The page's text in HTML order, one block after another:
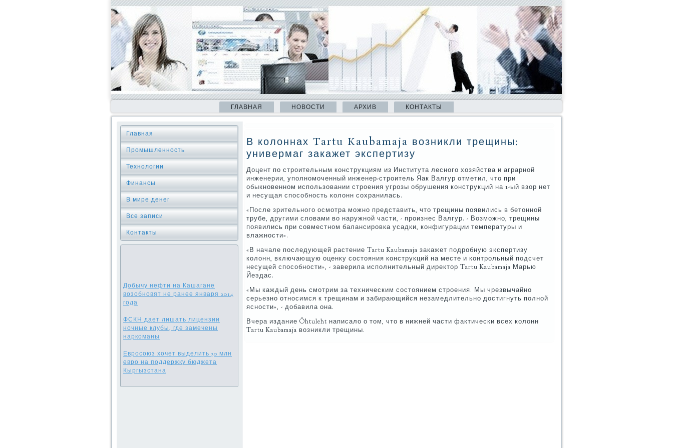
ГЛАВНАЯ НОВОСТИ АРХИВ КОНТАКТЫ
Главная
Промышленность
Технологии
Финансы
В мире денег
Все записи
Контакты
Добычу нефти на Кашагане
возобновят не ранее января 2014
года
ФСКН дает лишать лицензии
ночные клубы, где замечены
наркоманы
Евросоюз хочет выделить 30 млн
евро на поддержку бюджета
Кыргызстана
В колоннах Tartu Kaubamaja возникли трещины:
универмаг закажет экспертизу
Доцент по строительным конструкциям из Института лесного хозяйства и аграрной
инженерии, уполномоченный инженер-строитель Яак Валгур отметил, что при
обыкновенном использовании строения угрозы обрушения конструкций на 1-ый взор нет
и несущая способность колонн сохранилась.
«После зрительного осмотра можно представить, что трещины появились в бетонной
трубе, другими словами во наружной части, - произнес Валгур. - Возможно, трещины
появились при совместном балансировка усадки, конфигурации температуры и
влажности».
«В начале последующей растение Tartu Kaubamaja закажет подробную экспертизу
колонн, включающую оценку состояния конструкций на месте и контрольный подсчет
несущей способности», - заверила исполнительный директор Tartu Kaubamaja Марью
Йеэдас.
«Мы каждый день смотрим за техническим состоянием строения. Мы чрезвычайно
серьезно относимся к трещинам и забирающийся незамедлительно достигнуть полной
ясности», - добавила она.
Вчера издание Õhtuleht написало о том, что в нижней части фактически всех колонн
Tartu Kaubamaja возникли трещины.